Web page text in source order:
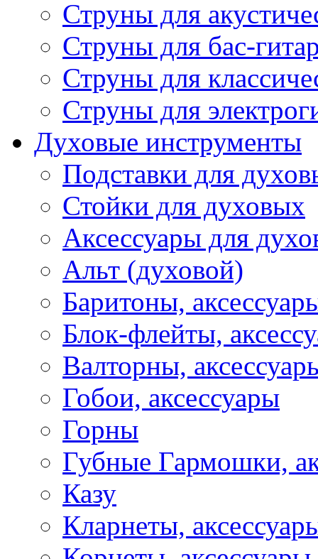
Струны для
Струны для бас-
Струны для
Струны для
Духовые инструменты
Подставки для
Стойки для духовых
Аксессуары для
Альт (духовой)
Баритоны,
Блок-флейты,
Валторны,
Гобои, аксессуары
Горны
Губные Гармошки,
Казу
Кларнеты,